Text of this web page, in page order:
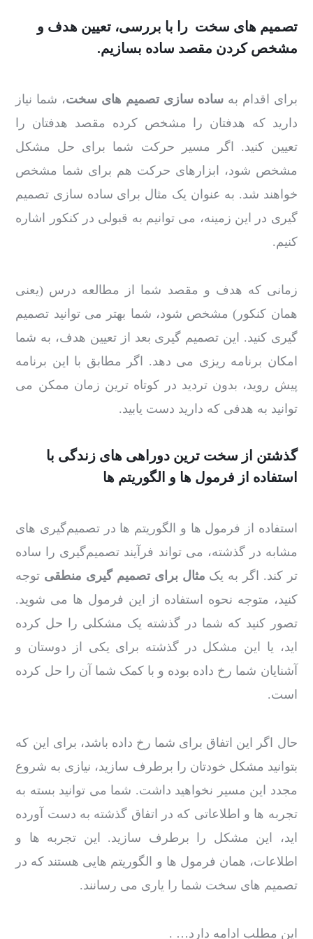
تصمیم های سخت را با بررسی، تعیین هدف و
مشخص کردن مقصد ساده بسازیم.
برای اقدام بهساده سازی تصمیم های سخت، شما نیاز
دارید که هدفتان را مشخص کرده مقصد هدفتان را
تعیین کنید. اگر مسیر حرکت شما برای حل مشکل
مشخص شود، ابزارهای حرکت هم برای شما مشخص
خواهند شد. به عنوان یک مثال برای ساده سازی تصمیم
گیری در این زمینه، می توانیم به قبولی در کنکور اشاره
کنیم.
زمانی که هدف و مقصد شما از مطالعه درس (یعنی
همان کنکور) مشخص شود، شما بهتر می توانید تصمیم
گیری کنید. این تصمیم گیری بعد از تعیین هدف، به شما
امکان برنامه ریزی می دهد. اگر مطابق با این برنامه
پیش روید، بدون تردید در کوتاه ترین زمان ممکن می
توانید به هدفی که دارید دست یابید.
گذشتن از سخت ترین دوراهی های زندگی با
استفاده از فرمول ها و الگوریتم ها
استفاده از فرمول ها و الگوریتم ها در تصمیم‌گیری های
مشابه در گذشته، می تواند فرآیند تصمیم‌گیری را ساده
تر کند. اگر به یک مثال برای تصمیم گیری منطقی توجه
کنید، متوجه نحوه استفاده از این فرمول ها می شوید.
تصور کنید که شما در گذشته یک مشکلی را حل کرده
اید، یا این مشکل در گذشته برای یکی از دوستان و
آشنایان شما رخ داده بوده و با کمک شما آن را حل کرده
است.
حال اگر این اتفاق برای شما رخ داده باشد، برای این که
بتوانید مشکل خودتان را برطرف سازید، نیازی به شروع
مجدد این مسیر نخواهید داشت. شما می توانید بسته به
تجربه ها و اطلاعاتی که در اتفاق گذشته به دست آورده
اید، این مشکل را برطرف سازید. این تجربه ها و
اطلاعات، همان فرمول ها و الگوریتم هایی هستند که در
تصمیم های سخت شما را یاری می رسانند.
این مطلب ادامه دارد… .